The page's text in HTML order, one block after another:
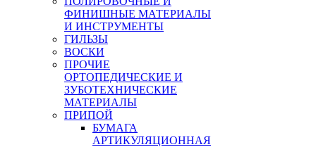
ФИНИШНЫЕ МАТЕРИАЛЫ
И ИНСТРУМЕНТЫ
ГИЛЬЗЫ
ВОСКИ
ПРОЧИЕ
ОРТОПЕДИЧЕСКИЕ И
ЗУБОТЕХНИЧЕСКИЕ
МАТЕРИАЛЫ
ПРИПОЙ
БУМАГА
АРТИКУЛЯЦИОННАЯ